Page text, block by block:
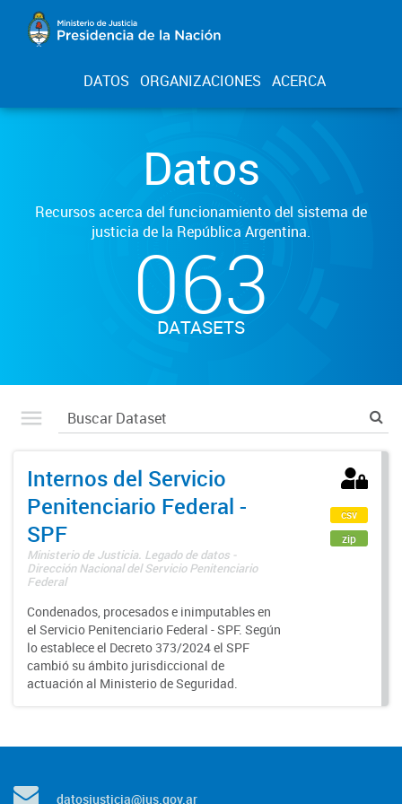
DATOS ORGANIZACIONES ACERCA
Datos
Recursos acerca del funcionamiento del sistema de
justicia de la República Argentina.
063
DATASETS
Internos del Servicio
Penitenciario Federal -
SPF
Ministerio de Justicia. Legado de datos -
Dirección Nacional del Servicio Penitenciario
Federal
Condenados, procesados e inimputables en
el Servicio Penitenciario Federal - SPF. Según
lo establece el Decreto 373/2024 el SPF
cambió su ámbito jurisdiccional de
actuación al Ministerio de Seguridad.
csv
zip
datosjusticia@jus.gov.ar